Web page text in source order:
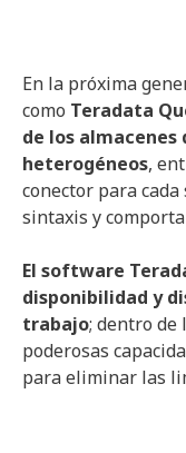
En la próxima
como Teradata
de los almacenes
heterogéneos,
conector para
sintaxis y
El software
disponibilidad y
trabajo; dentro de
poderosas
para eliminar las